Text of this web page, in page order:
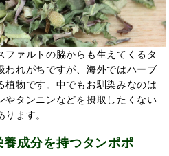
ァルトの脇からも生えてくるタ
われがちですが、海外ではハーブ
植物です。中でもお馴染みなのは
やタンニンなどを摂取したくない
ます。
養成分を持つタンポポ